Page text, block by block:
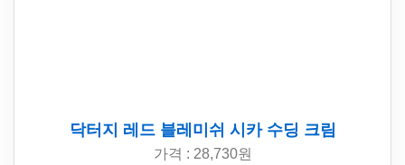
닥터지 레드 블레미쉬 시카 수딩 크림
가격 : 28,730원